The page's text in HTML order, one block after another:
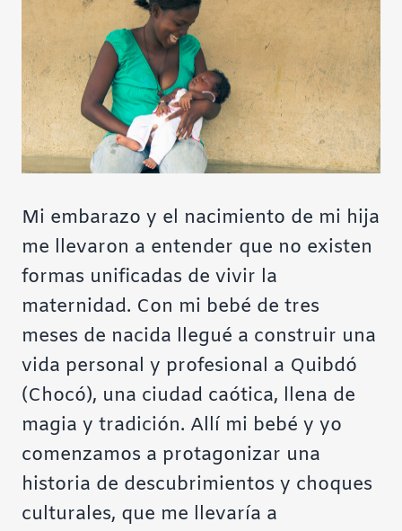
Mi embarazo y el nacimiento de mi hija
me llevaron a entender que no existen
formas unificadas de vivir la
maternidad. Con mi bebé de tres
meses de nacida llegué a construir una
vida personal y profesional a Quibdó
(Chocó), una ciudad caótica, llena de
magia y tradición. Allí mi bebé y yo
comenzamos a protagonizar una
historia de descubrimientos y choques
culturales, que me llevaría a